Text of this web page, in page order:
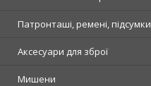
Патронташі, ремені, підсумки
Аксесуари для зброї
Мишени